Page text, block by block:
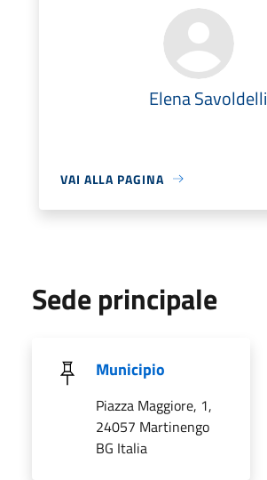
Elena Savoldelli
VAI ALLA PAGINA
Sede principale
Municipio
Piazza Maggiore, 1,
24057 Martinengo
BG Italia